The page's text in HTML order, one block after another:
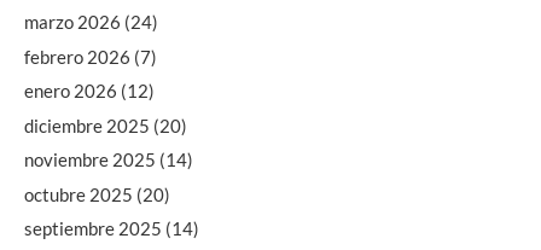
marzo 2026 (24)
febrero 2026 (7)
enero 2026 (12)
diciembre 2025 (20)
noviembre 2025 (14)
octubre 2025 (20)
septiembre 2025 (14)